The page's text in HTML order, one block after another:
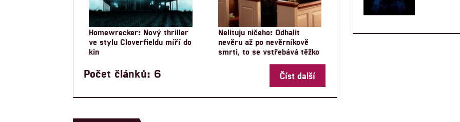
Homewrecker: Nový thriller
ve stylu Cloverfieldu míří do
kin
Nelituju ničeho: Odhalit
nevěru až po nevěrníkově
smrti, to se vstřebává těžko
Počet článků: 6 Číst další